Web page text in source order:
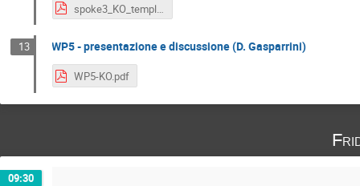
spoke3_KO_template_pres_Wp4.pdf
13 WP5 - presentazione e discussione (D. Gasparrini)
WP5-KO.pdf
09:30